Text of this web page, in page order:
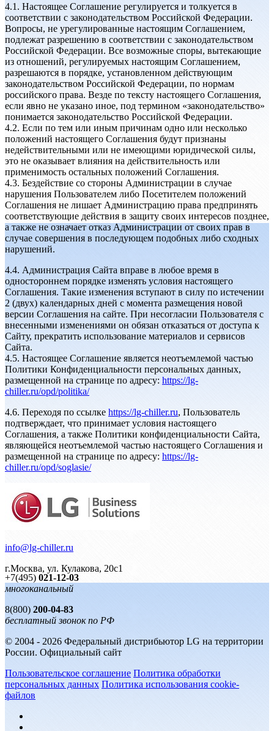
4.1. Настоящее Соглашение регулируется и толкуется в
соответствии с законодательством Российской Федерации.
Вопросы, не урегулированные настоящим Соглашением,
подлежат разрешению в соответствии с законодательством
Российской Федерации. Все возможные споры, вытекающие
из отношений, регулируемых настоящим Соглашением,
разрешаются в порядке, установленном действующим
законодательством Российской Федерации, по нормам
российского права. Везде по тексту настоящего Соглашения,
если явно не указано иное, под термином «законодательство»
понимается законодательство Российской Федерации.
4.2. Если по тем или иным причинам одно или несколько
положений настоящего Соглашения будут признаны
недействительными или не имеющими юридической силы,
это не оказывает влияния на действительность или
применимость остальных положений Соглашения.
4.3. Бездействие со стороны Администрации в случае
нарушения Пользователем либо Посетителем положений
Соглашения не лишает Администрацию права предпринять
соответствующие действия в защиту своих интересов позднее,
а также не означает отказ Администрации от своих прав в
случае совершения в последующем подобных либо сходных
нарушений.
4.4. Администрация Сайта вправе в любое время в
одностороннем порядке изменять условия настоящего
Соглашения. Такие изменения вступают в силу по истечении
2 (двух) календарных дней с момента размещения новой
версии Соглашения на сайте. При несогласии Пользователя с
внесенными изменениями он обязан отказаться от доступа к
Сайту, прекратить использование материалов и сервисов
Сайта.
4.5. Настоящее Соглашение является неотъемлемой частью
Политики Конфиденциальности персональных данных,
размещенной на странице по адресу: https://lg-
chiller.ru/opd/politika/
4.6. Переходя по ссылке https://lg-chiller.ru, Пользователь
подтверждает, что принимает условия настоящего
Соглашения, а также Политики конфиденциальности Сайта,
являющейся неотъемлемой частью настоящего Соглашения и
размещенной на странице по адресу: https://lg-
chiller.ru/opd/soglasie/
info@lg-chiller.ru
г.Москва, ул. Кулакова, 20с1
+7(495) 021-12-03
многоканальный
8(800) 200-04-83
бесплатный звонок по РФ
© 2004 - 2026 Федеральный дистрибьютор LG на территории
России. Официальный сайт
Пользовательское соглашение Политика обработки
персональных данных Политика использования cookie-
файлов